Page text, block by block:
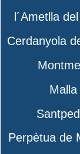
l´Ametlla
Cerdanyola
Malla
Perpètua de